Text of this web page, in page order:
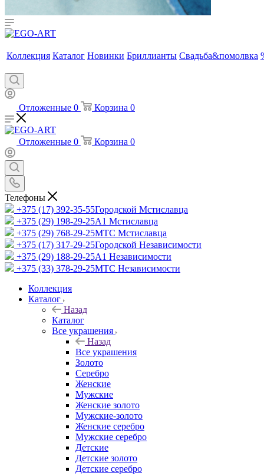
Коллекция Каталог Новинки Бриллианты Свадьба&помолвка
Отложенные 0 Корзина 0
Отложенные 0 Корзина 0
Телефоны
+375 (17) 392-35-55Городской Мстиславца
+375 (29) 198-29-25A1 Мстиславца
+375 (29) 768-29-25МТС Мстиславца
+375 (17) 317-29-25Городской Независимости
+375 (29) 188-29-25A1 Независимости
+375 (33) 378-29-25МТС Независимости
Коллекция
Каталог
Назад
Каталог
Все украшения
Назад
Все украшения
Золото
Серебро
Женские
Мужские
Женские золото
Мужские-золото
Женские серебро
Мужские серебро
Детские
Детские золото
Детские серебро